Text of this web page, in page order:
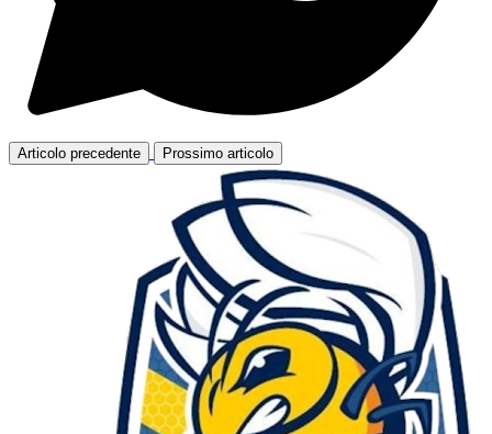
Articolo precedente Prossimo articolo